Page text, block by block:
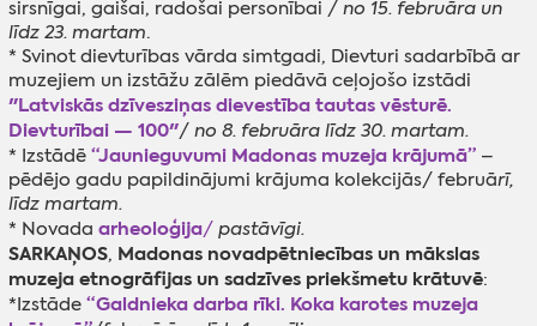
sirsnīgai, gaišai, radošai personībai / no 15. februāra un
līdz 23. martam.
* Svinot dievturības vārda simtgadi, Dievturi sadarbībā ar
muzejiem un izstāžu zālēm piedāvā ceļojošo izstādi
"Latviskās dzīvesziņas dievestība tautas vēsturē.
Dievturībai — 100"/ no 8. februāra līdz 30. martam.
* Izstādē “Jaunieguvumi Madonas muzeja krājumā” –
pēdējo gadu papildinājumi krājuma kolekcijās/ februārī,
līdz martam.
* Novada arheoloģija/ pastāvīgi.
SARKAŅOS, Madonas novadpētniecības un mākslas
muzeja etnogrāfijas un sadzīves priekšmetu krātuvē:
*Izstāde “Galdnieka darba rīki. Koka karotes muzeja